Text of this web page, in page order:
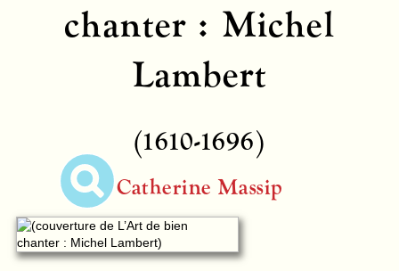
chanter : Michel
Lambert
(1610-1696)
Catherine Massip